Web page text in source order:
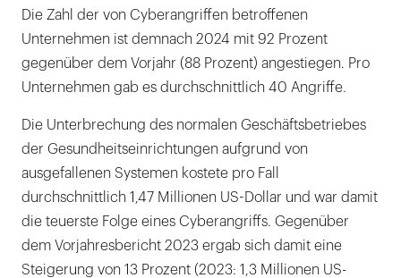
Die Zahl der von Cyberangriffen betroffenen
Unternehmen ist demnach 2024 mit 92 Prozent
gegenüber dem Vorjahr (88 Prozent) angestiegen. Pro
Unternehmen gab es durchschnittlich 40 Angriffe.
Die Unterbrechung des normalen Geschäftsbetriebes
der Gesundheitseinrichtungen aufgrund von
ausgefallenen Systemen kostete pro Fall
durchschnittlich 1,47 Millionen US-Dollar und war damit
die teuerste Folge eines Cyberangriffs. Gegenüber
dem Vorjahresbericht 2023 ergab sich damit eine
Steigerung von 13 Prozent (2023: 1,3 Millionen US-